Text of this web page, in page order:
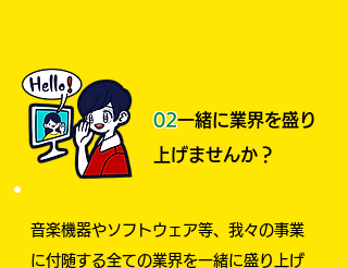
02一緒に業界を盛り
上げませんか？
音楽機器やソフトウェア等、我々の事業
に付随する全ての業界を一緒に盛り上げ